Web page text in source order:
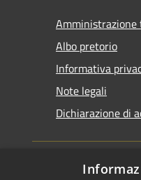
Albo pretorio
Informativa
Note legali
Dichiarazione di